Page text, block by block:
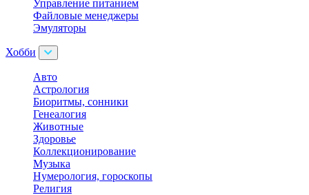
Управление питанием
Файловые менеджеры
Эмуляторы
Хобби
Авто
Астрология
Биоритмы, сонники
Генеалогия
Животные
Здоровье
Коллекционирование
Музыка
Нумерология, гороскопы
Религия